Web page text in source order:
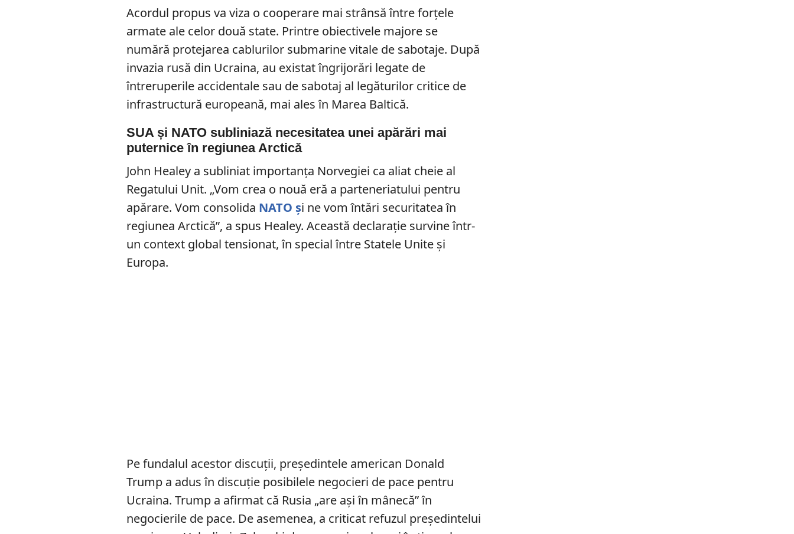
Acordul propus va viza o cooperare mai strânsă între forțele
armate ale celor două state. Printre obiectivele majore se
numără protejarea cablurilor submarine vitale de sabotaje. După
invazia rusă din Ucraina, au existat îngrijorări legate de
întreruperile accidentale sau de sabotaj al legăturilor critice de
infrastructură europeană, mai ales în Marea Baltică.
SUA și NATO subliniază necesitatea unei apărări mai
puternice în regiunea Arctică
John Healey a subliniat importanța Norvegiei ca aliat cheie al
Regatului Unit. „Vom crea o nouă eră a parteneriatului pentru
apărare. Vom consolida NATO și ne vom întări securitatea în
regiunea Arctică”, a spus Healey. Această declarație survine într-
un context global tensionat, în special între Statele Unite și
Europa.
Pe fundalul acestor discuții, președintele american Donald
Trump a adus în discuție posibilele negocieri de pace pentru
Ucraina. Trump a afirmat că Rusia „are ași în mânecă” în
negocierile de pace. De asemenea, a criticat refuzul președintelui